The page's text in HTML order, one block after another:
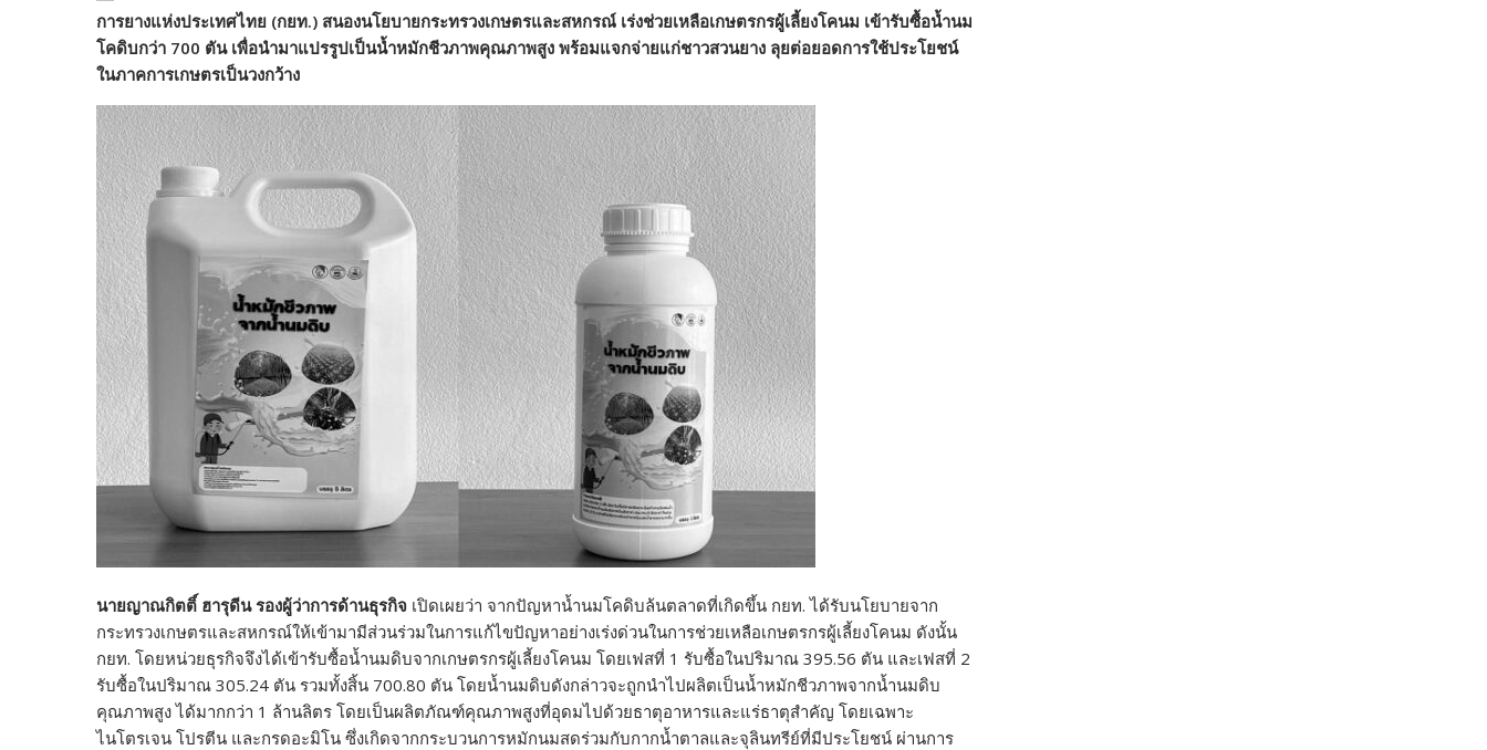
การยางแห่งประเทศไทย (กยท.) สนองนโยบายกระทรวงเกษตรและสหกรณ์ เร่งช่วยเหลือเกษตรกรผู้เลี้ยงโคนม เข้ารับซื้อน้ำนม
โคดิบกว่า 700 ตัน เพื่อนำมาแปรรูปเป็นน้ำหมักชีวภาพคุณภาพสูง พร้อมแจกจ่ายแก่ชาวสวนยาง ลุยต่อยอดการใช้ประโยชน์
ในภาคการเกษตรเป็นวงกว้าง
นายญาณกิตติ์ ฮารุดีน รองผู้ว่าการด้านธุรกิจ เปิดเผยว่า จากปัญหาน้ำนมโคดิบล้นตลาดที่เกิดขึ้น กยท. ได้รับนโยบายจาก
กระทรวงเกษตรและสหกรณ์ให้เข้ามามีส่วนร่วมในการแก้ไขปัญหาอย่างเร่งด่วนในการช่วยเหลือเกษตรกรผู้เลี้ยงโคนม ดังนั้น
กยท. โดยหน่วยธุรกิจจึงได้เข้ารับซื้อน้ำนมดิบจากเกษตรกรผู้เลี้ยงโคนม โดยเฟสที่ 1 รับซื้อในปริมาณ 395.56 ตัน และเฟสที่ 2
รับซื้อในปริมาณ 305.24 ตัน รวมทั้งสิ้น 700.80 ตัน โดยน้ำนมดิบดังกล่าวจะถูกนำไปผลิตเป็นน้ำหมักชีวภาพจากน้ำนมดิบ
คุณภาพสูง ได้มากกว่า 1 ล้านลิตร โดยเป็นผลิตภัณฑ์คุณภาพสูงที่อุดมไปด้วยธาตุอาหารและแร่ธาตุสำคัญ โดยเฉพาะ
ไนโตรเจน โปรตีน และกรดอะมิโน ซึ่งเกิดจากกระบวนการหมักนมสดร่วมกับกากน้ำตาลและจุลินทรีย์ที่มีประโยชน์ ผ่านการ